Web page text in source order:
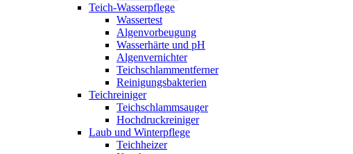
Teich-Wasserpflege
Wassertest
Algenvorbeugung
Wasserhärte und pH
Algenvernichter
Teichschlammentferner
Reinigungsbakterien
Teichreiniger
Teichschlammsauger
Hochdruckreiniger
Laub und Winterpflege
Teichheizer